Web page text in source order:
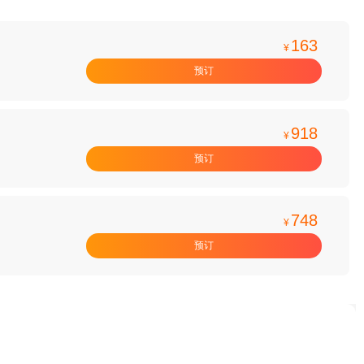
¥ 163
预订
¥ 918
预订
¥ 748
预订